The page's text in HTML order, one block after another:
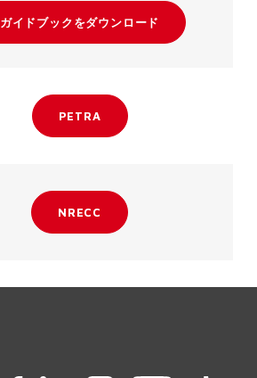
ガイドブックをダウンロード
PETRA
NRECC